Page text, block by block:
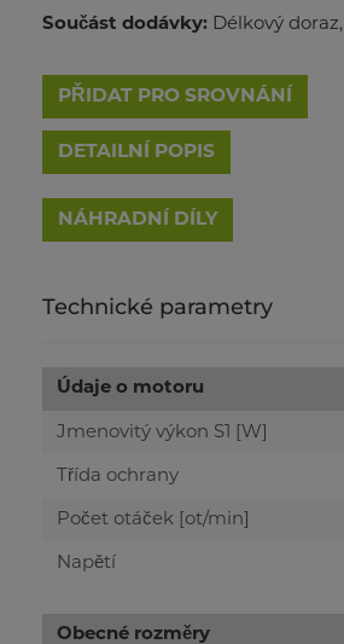
Součást dodávky: Délkový doraz,
PŘIDAT PRO SROVNÁNÍ
DETAILNÍ POPIS
Technické parametry
Údaje o motoru
Jmenovitý výkon S1 [W]
Třída ochrany
Počet otáček [ot/min]
Napětí
Obecné rozměry